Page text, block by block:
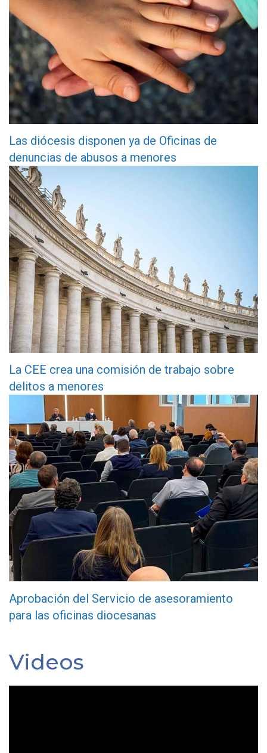
Las diócesis disponen ya de Oficinas de
denuncias de abusos a menores
La CEE crea una comisión de trabajo sobre
delitos a menores
Aprobación del Servicio de asesoramiento
para las oficinas diocesanas
Videos